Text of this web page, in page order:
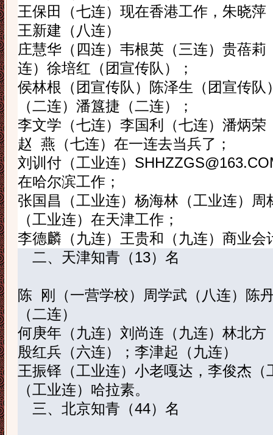
王保田（七连）现在香港工作，朱晓
王新建（八连）
庄慧华（四连）韦根英（三连）贵蓓
连）徐培红（团宣传队）；
侯林根（团宣传队）陈泽生（团宣传队
（二连）潘簋捷（二连）；
李文学（七连）李国利（七连）潘炳荣
赵
燕（七连）在一连去当兵了；
刘训付（工业连）
在哈尔滨工作；
张国昌（工业连）杨海林（工业连）周
（工业连）在天津工作；
李德麟（九连）王贵和（九连）商业会
二、 天津知青（13）名
陈
刚（一营学校）周学武（八连）陈
（二连）
何庚年（九连） 刘尚连（九连）林北方
殷红兵（六连）；李津起（九连）
王振铎（工业连）小老嘎达，李俊杰
（工业连）哈拉素。
三、北京知青（44）名